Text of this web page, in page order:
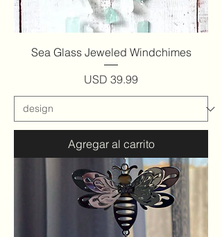
Sea Glass Jeweled Windchimes
Precio
USD 39.99
Agregar al carrito